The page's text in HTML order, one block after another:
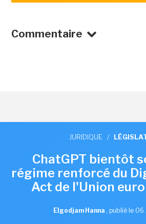
Commentaire
JURIDIQUE /
ChatGPT bientôt
régime renforcé du
Act de l'Union
Elgodjam Hanna , publié le 06